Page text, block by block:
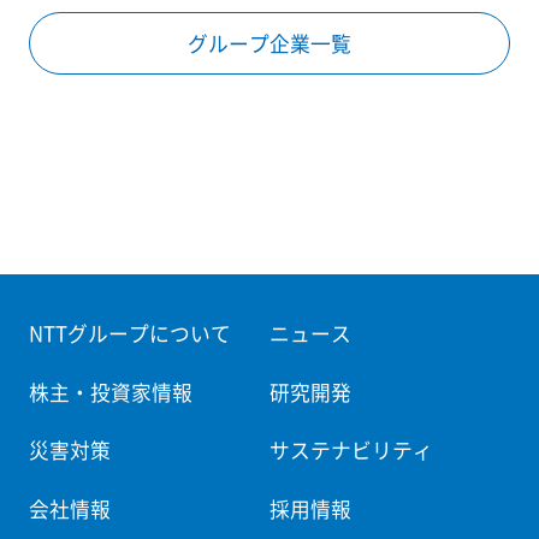
グループ企業一覧
NTTグループについて ニュース
株主・投資家情報 研究開発
災害対策 サステナビリティ
会社情報 採用情報